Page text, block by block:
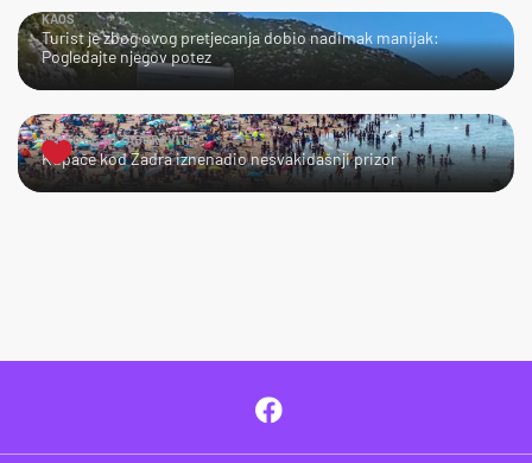
KAOS
Turist je zbog ovog pretjecanja dobio nadimak manijak:
Pogledajte njegov potez
TEŠKO ĆE TO ZABORAVITI
Kupače kod Zadra iznenadio nesvakidašnji prizor